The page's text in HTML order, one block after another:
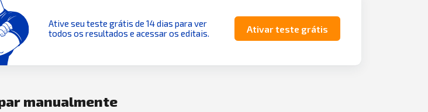
Ative seu teste grátis de 14 dias para ver
todos os resultados e acessar os editais.
Ativar teste grátis
manualmente